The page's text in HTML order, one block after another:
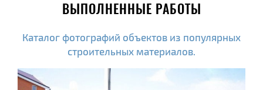
ВЫПОЛНЕННЫЕ РАБОТЫ
Каталог фотографий объектов из популярных
строительных материалов.